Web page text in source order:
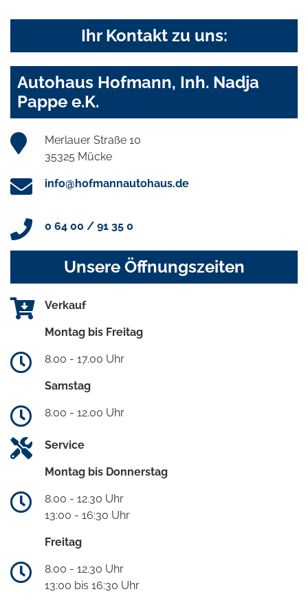
Ihr Kontakt zu uns:
Autohaus Hofmann, Inh. Nadja
Pappe e.K.
Merlauer Straße 10
35325 Mücke
info@hofmannautohaus.de
0 64 00 / 91 35 0
Unsere Öffnungszeiten
Verkauf
Montag bis Freitag
8.00 - 17.00 Uhr
Samstag
8.00 - 12.00 Uhr
Service
Montag bis Donnerstag
8.00 - 12.30 Uhr
13:00 - 16:30 Uhr
Freitag
8.00 - 12.30 Uhr
13:00 bis 16:30 Uhr